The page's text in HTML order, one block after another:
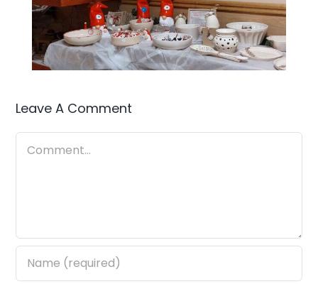
Leave A Comment
Comment